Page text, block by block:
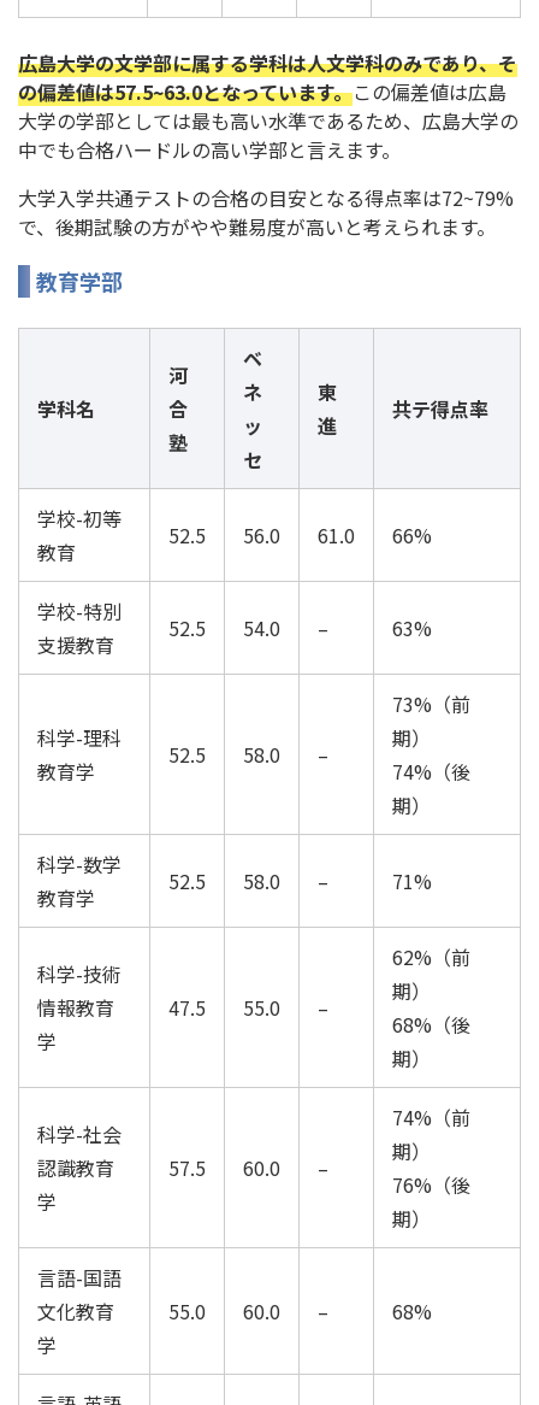
広島大学の文学部に属する学科は人文学科のみであり、そ
の偏差値は57.5~63.0となっています。この偏差値は広島
大学の学部としては最も高い水準であるため、広島大学の
中でも合格ハードルの高い学部と言えます。
大学入学共通テストの合格の目安となる得点率は72~79%
で、後期試験の方がやや難易度が高いと考えられます。
教育学部
学科名
河
合
塾
ベ
ネ
ッ
セ
東
進
共テ得点率
学校-初等
教育
52.5 56.0 61.0 66%
学校-特別
支援教育
52.5 54.0 – 63%
科学-理科
教育学
52.5 58.0 –
73%（前
期）
74%（後
期）
科学-数学
教育学
52.5 58.0 – 71%
科学-技術
情報教育
学
47.5 55.0 –
62%（前
期）
68%（後
期）
科学-社会
認識教育
学
57.5 60.0 –
74%（前
期）
76%（後
期）
言語-国語
文化教育
学
55.0 60.0 – 68%